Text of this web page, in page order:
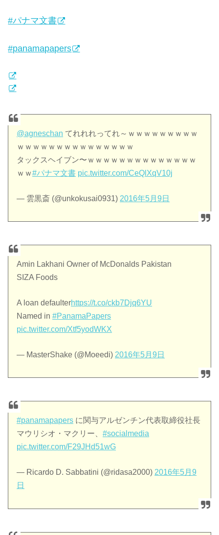
#パナマ文書
#panamapapers
@agneschan てれれれってれ～ｗｗｗｗｗｗｗｗｗ
ｗｗｗｗｗｗｗｗｗｗｗｗｗｗｗ
タックスヘイブン〜ｗｗｗｗｗｗｗｗｗｗｗｗｗｗ
ｗｗ#パナマ文書 pic.twitter.com/CeQlXqV10j
— 雲黒斎 (@unkokusai0931) 2016年5月9日
Amin Lakhani Owner of McDonalds Pakistan
SIZA Foods
A loan defaulterhttps://t.co/ckb7Djq6YU
Named in#PanamaPapers
pic.twitter.com/Xtf5yodWKX
— MasterShake (@Moeedi) 2016年5月9日
#panamapapers に関与アルゼンチン代表取締役社長
マウリシオ・マクリー、#socialmedia
pic.twitter.com/F29JHd51wG
— Ricardo D. Sabbatini (@ridasa2000) 2016年5月9
日